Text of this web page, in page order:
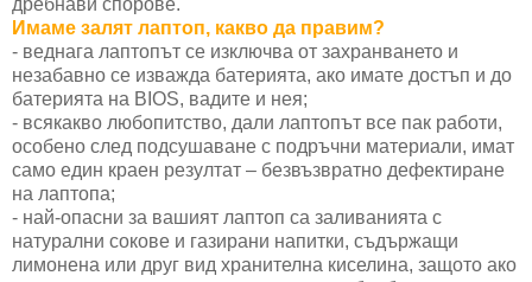
дребнави спорове.
Имаме залят лаптоп, какво да правим?
- веднага лаптопът се изключва от захранването и
незабавно се изважда батерията, ако имате достъп и до
батерията на BIOS, вадите и нея;
- всякакво любопитство, дали лаптопът все пак работи,
особено след подсушаване с подръчни материали, имат
само един краен резултат – безвъзвратно дефектиране
на лаптопа;
- най-опасни за вашият лаптоп са заливанията с
натурални сокове и газирани напитки, съдържащи
лимонена или друг вид хранителна киселина, защото ако